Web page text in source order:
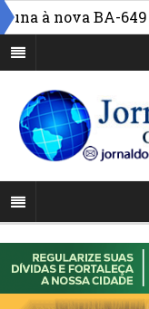
nova BA-649